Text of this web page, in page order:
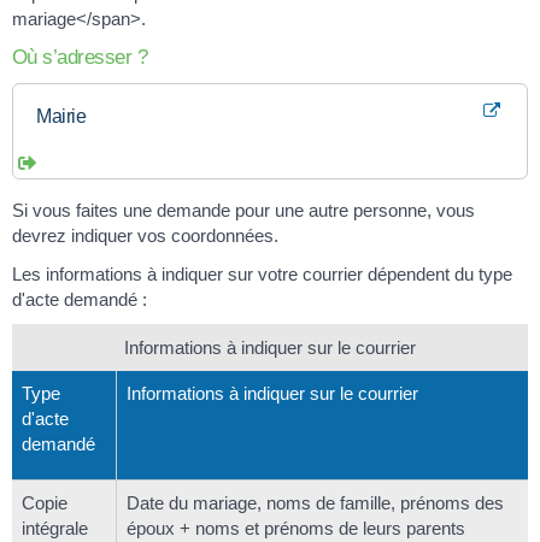
mariage</span>.
Où s’adresser ?
Mairie
Si vous faites une demande pour une autre personne, vous
devrez indiquer vos coordonnées.
Les informations à indiquer sur votre courrier dépendent du type
d'acte demandé :
Informations à indiquer sur le courrier
Type
d'acte
demandé
Informations à indiquer sur le courrier
Copie
intégrale
Date du mariage, noms de famille, prénoms des
époux + noms et prénoms de leurs parents